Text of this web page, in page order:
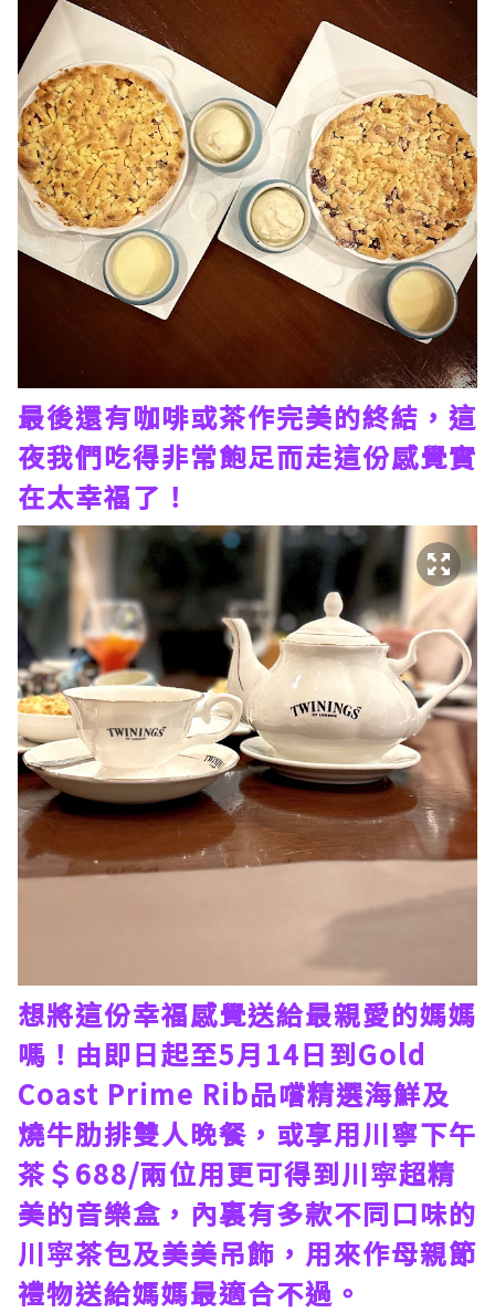
最後還有咖啡或茶作完美的終結，這
夜我們吃得非常飽足而走這份感覺實
在太幸福了！
想將這份幸福感覺送給最親愛的媽媽
嗎！由即日起至5月14日到Gold
Coast Prime Rib品嚐精選海鮮及
燒牛肋排雙人晚餐，或享用川寧下午
茶＄688/兩位用更可得到川寜超精
美的音樂盒，內裏有多款不同口味的
川寜茶包及美美吊飾，用來作母親節
禮物送給媽媽最適合不過。